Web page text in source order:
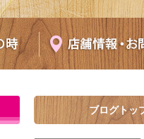
ブログトッ